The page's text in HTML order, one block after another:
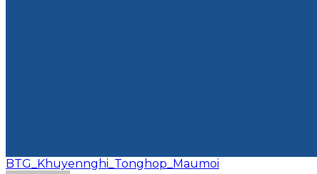
BTG_Khuyennghi_Tonghop_Maumoi